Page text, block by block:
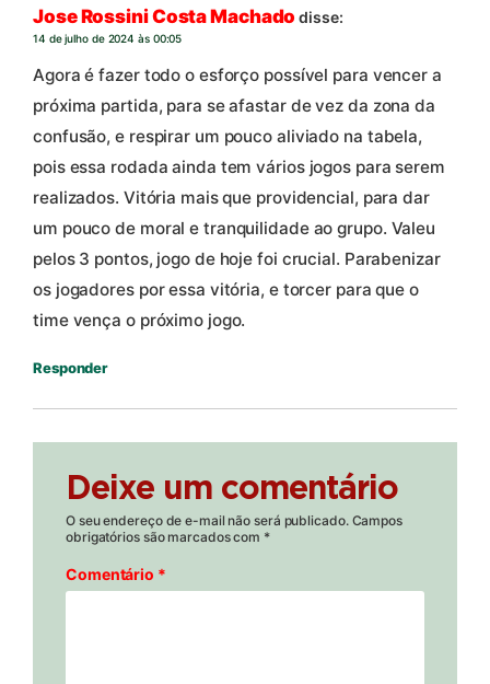
Jose Rossini Costa Machado disse:
14 de julho de 2024 às 00:05
Agora é fazer todo o esforço possível para vencer a
próxima partida, para se afastar de vez da zona da
confusão, e respirar um pouco aliviado na tabela,
pois essa rodada ainda tem vários jogos para serem
realizados. Vitória mais que providencial, para dar
um pouco de moral e tranquilidade ao grupo. Valeu
pelos 3 pontos, jogo de hoje foi crucial. Parabenizar
os jogadores por essa vitória, e torcer para que o
time vença o próximo jogo.
Responder
Deixe um comentário
O seu endereço de e-mail não será publicado. Campos
obrigatórios são marcados com *
Comentário *